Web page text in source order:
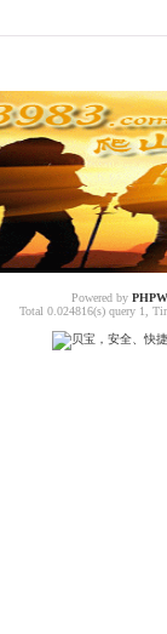
Powered by
Total 0.024816(s) query 1,